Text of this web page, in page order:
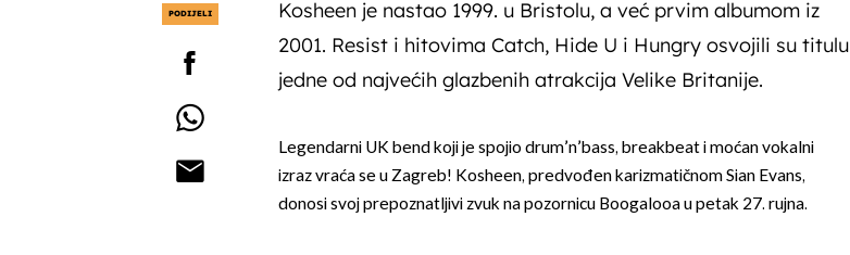
PODIJELI
Kosheen je nastao 1999. u Bristolu, a već prvim albumom iz
2001. Resist i hitovima Catch, Hide U i Hungry osvojili su titulu
jedne od najvećih glazbenih atrakcija Velike Britanije.
Legendarni UK bend koji je spojio drum’n’bass, breakbeat i moćan vokalni
izraz vraća se u Zagreb! Kosheen, predvođen karizmatičnom Sian Evans,
donosi svoj prepoznatljivi zvuk na pozornicu Boogalooa u petak 27. rujna.